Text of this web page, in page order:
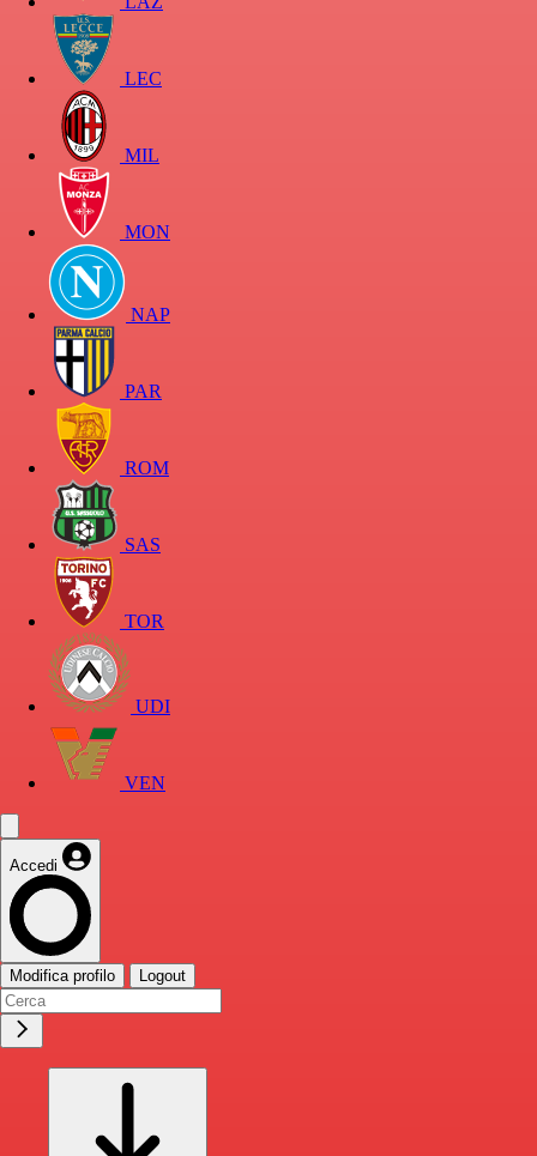
LEC
MIL
MON
NAP
PAR
ROM
SAS
TOR
UDI
VEN
Accedi
Modifica profilo Logout